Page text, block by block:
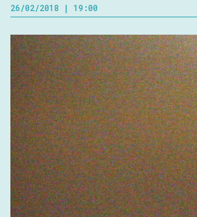
26/02/2018 | 19:00